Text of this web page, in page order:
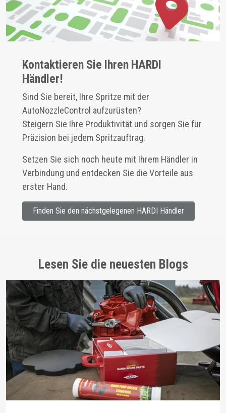
Kontaktieren Sie Ihren HARDI
Händler!
Sind Sie bereit, Ihre Spritze mit der
AutoNozzleControl aufzurüsten?
Steigern Sie Ihre Produktivität und sorgen Sie für
Präzision bei jedem Spritzauftrag.
Setzen Sie sich noch heute mit Ihrem Händler in
Verbindung und entdecken Sie die Vorteile aus
erster Hand.
Finden Sie den nächstgelegenen HARDI Händler
Lesen Sie die neuesten Blogs